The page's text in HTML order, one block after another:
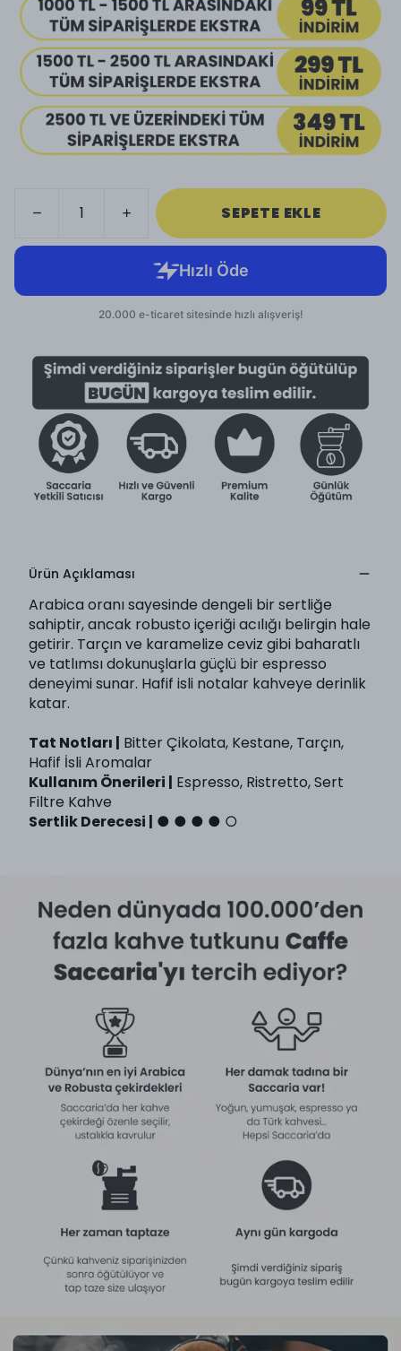
SEPETE EKLE
Ürün Açıklaması
Arabica oranı sayesinde dengeli birsertliğe
sahiptir,ancak robusto içeriği acılığı belirgin hale
getirir. Tarçın ve karamelize ceviz gibi baharatlı
ve tatlımsı dokunuşlarla güçlü birespresso
deneyimisunar. Hafif isli notalar kahveye derinlik
katar.
Tat Notları | BitterÇikolata, Kestane, Tarçın,
Hafif İsli Aromalar
Kullanım Önerileri | Espresso, Ristretto, Sert
Filtre Kahve
Sertlik Derecesi | ● ● ● ● ○